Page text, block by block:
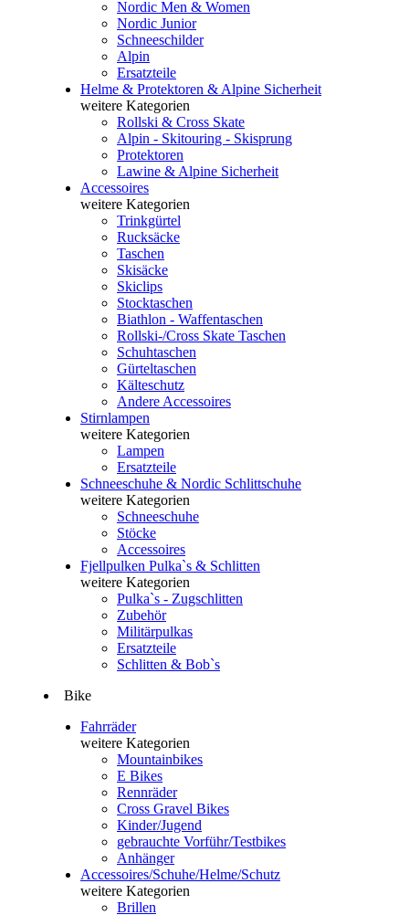
Nordic Men & Women
Nordic Junior
Schneeschilder
Alpin
Ersatzteile
Helme & Protektoren & Alpine Sicherheit
weitere Kategorien
Rollski & Cross Skate
Alpin - Skitouring - Skisprung
Protektoren
Lawine & Alpine Sicherheit
Accessoires
weitere Kategorien
Trinkgürtel
Rucksäcke
Taschen
Skisäcke
Skiclips
Stocktaschen
Biathlon - Waffentaschen
Rollski-/Cross Skate Taschen
Schuhtaschen
Gürteltaschen
Kälteschutz
Andere Accessoires
Stirnlampen
weitere Kategorien
Lampen
Ersatzteile
Schneeschuhe & Nordic Schlittschuhe
weitere Kategorien
Schneeschuhe
Stöcke
Accessoires
Fjellpulken Pulka`s & Schlitten
weitere Kategorien
Pulka`s - Zugschlitten
Zubehör
Militärpulkas
Ersatzteile
Schlitten & Bob`s
Bike
Fahrräder
weitere Kategorien
Mountainbikes
E Bikes
Rennräder
Cross Gravel Bikes
Kinder/Jugend
gebrauchte Vorführ/Testbikes
Anhänger
Accessoires/Schuhe/Helme/Schutz
weitere Kategorien
Brillen